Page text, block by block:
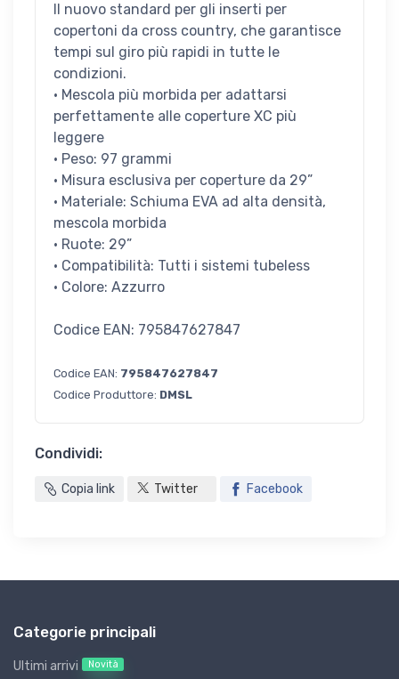
Il nuovo standard per gli inserti per
copertoni da cross country, che garantisce
tempi sul giro più rapidi in tutte le
condizioni.
• Mescola più morbida per adattarsi
perfettamente alle coperture XC più
leggere
• Peso: 97 grammi
• Misura esclusiva per coperture da 29”
• Materiale: Schiuma EVA ad alta densità,
mescola morbida
• Ruote: 29”
• Compatibilità: Tutti i sistemi tubeless
• Colore: Azzurro
Codice EAN: 795847627847
Codice EAN: 795847627847
Codice Produttore: DMSL
Condividi:
Copia link Twitter Facebook
Categorie principali
Ultimi arrivi Novità